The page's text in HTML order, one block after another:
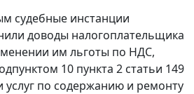
судебные инстанции
доводы налогоплательщика
им льготы по НДС,
10 пункта 2 статьи 149
по содержанию и ремонту